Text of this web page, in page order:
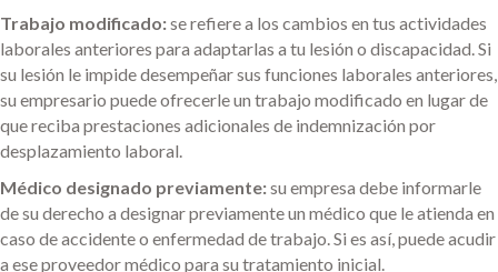
Trabajo modificado:se refiere a los cambios en tus actividades
laborales anteriores para adaptarlas a tu lesión o discapacidad. Si
su lesión le impide desempeñar sus funciones laborales anteriores,
su empresario puede ofrecerle un trabajo modificado en lugar de
que reciba prestaciones adicionales de indemnización por
desplazamiento laboral.
Médico designado previamente:su empresa debe informarle
de su derecho a designar previamente un médico que le atienda en
caso de accidente o enfermedad de trabajo. Si es así, puede acudir
a ese proveedor médico para su tratamiento inicial.